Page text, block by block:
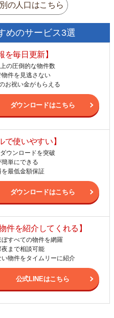
の人口はこちら
めのサービス3選
を毎日更新】
の圧倒的な物件数
物件を見逃さない
お祝い金がもらえる
ダウンロードはこちら
で使いやすい】
ウンロードを突破
簡単にできる
を最低金額保証
ダウンロードはこちら
件を紹介してくれる】
ぼすべての物件を網羅
夜まで相談可能
い物件をタイムリーに紹介
公式LINEはこちら